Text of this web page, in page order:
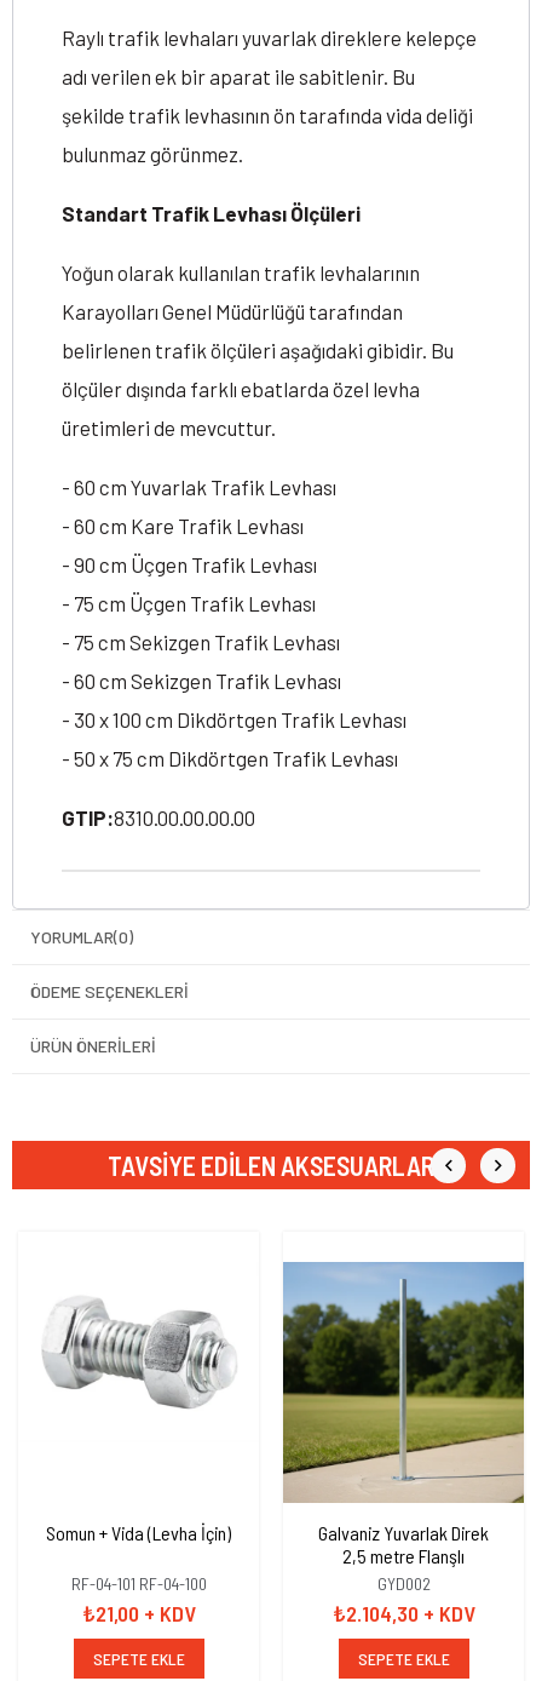
Raylı trafik levhaları yuvarlak direklere kelepçe
adı verilen ek bir aparat ile sabitlenir. Bu
şekilde trafik levhasının ön tarafında vida deliği
bulunmaz görünmez.
Standart Trafik Levhası Ölçüleri
Yoğun olarak kullanılan trafik levhalarının
Karayolları Genel Müdürlüğü tarafından
belirlenen trafik ölçüleri aşağıdaki gibidir. Bu
ölçüler dışında farklı ebatlarda özel levha
üretimleri de mevcuttur.
- 60 cm Yuvarlak Trafik Levhası
- 60 cm Kare Trafik Levhası
- 90 cm Üçgen Trafik Levhası
- 75 cm Üçgen Trafik Levhası
- 75 cm Sekizgen Trafik Levhası
- 60 cm Sekizgen Trafik Levhası
- 30 x 100 cm Dikdörtgen Trafik Levhası
- 50 x 75 cm Dikdörtgen Trafik Levhası
GTIP:8310.00.00.00.00
YORUMLAR(0)
ÖDEME SEÇENEKLERI
ÜRÜN ÖNERILERI
TAVSIYE EDILEN AKSESUARLAR
Somun + Vida (Levha İçin)
RF-04-101 RF-04-100
₺21,00 + KDV
SEPETE EKLE
Galvaniz Yuvarlak Direk
2,5 metre Flanşlı
GYD002
₺2.104,30 + KDV
SEPETE EKLE